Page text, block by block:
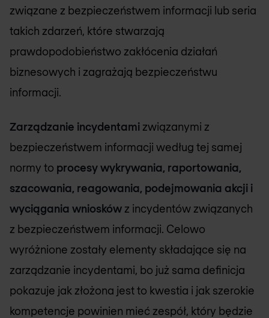
związane z bezpieczeństwem informacji lub seria
takich zdarzeń, które stwarzają
prawdopodobieństwo zakłócenia działań
biznesowych i zagrażają bezpieczeństwu
informacji.
Zarządzanie incydentami związanymi z
bezpieczeństwem informacji według tej samej
normy to procesy wykrywania, raportowania,
szacowania, reagowania, podejmowania akcji i
wyciągania wniosków z incydentów związanych
z bezpieczeństwem informacji. Celowo
wyróżnione zostały elementy składające się na
zarządzanie incydentami, bo już sama definicja
pokazuje jak złożona jest to kwestia i jak szerokie
kompetencje powinien mieć zespół, który będzie